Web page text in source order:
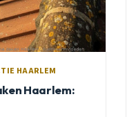
HAARLEM
Haarlem: